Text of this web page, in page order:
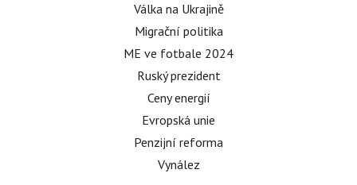
Válka na Ukrajině
Migrační politika
ME ve fotbale 2024
Ruský prezident
Ceny energií
Evropská unie
Penzijní reforma
Vynález